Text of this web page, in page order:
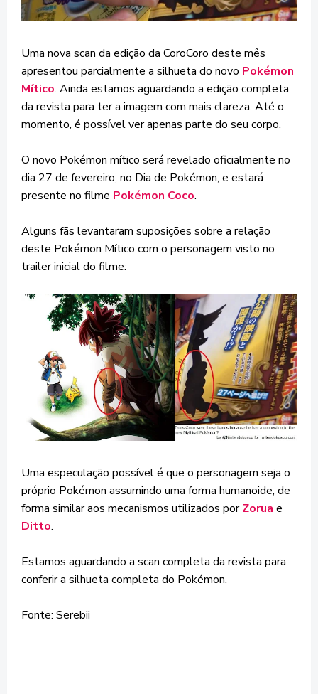
Uma nova scan da edição da CoroCoro deste mês
apresentou parcialmente a silhueta do novo Pokémon
Mítico. Ainda estamos aguardando a edição completa
da revista para ter a imagem com mais clareza. Até o
momento, é possível ver apenas parte do seu corpo.
O novo Pokémon mítico será revelado oficialmente no
dia 27 de fevereiro, no Dia de Pokémon, e estará
presente no filme Pokémon Coco.
Alguns fãs levantaram suposições sobre a relação
deste Pokémon Mítico com o personagem visto no
trailer inicial do filme:
Uma especulação possível é que o personagem seja o
próprio Pokémon assumindo uma forma humanoide, de
forma similar aos mecanismos utilizados porZorua e
Ditto.
Estamos aguardando a scan completa da revista para
conferir a silhueta completa do Pokémon.
Fonte: Serebii